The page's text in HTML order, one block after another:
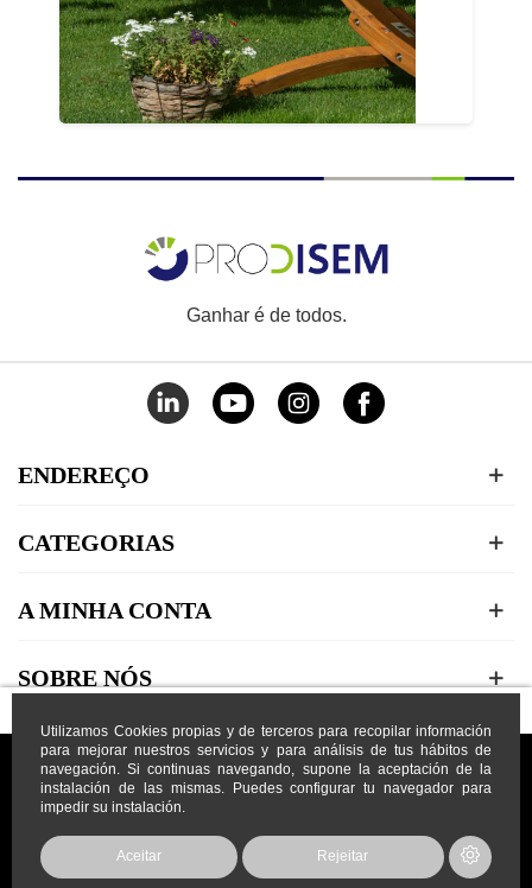
Utilizamos Cookies propias y de terceros para recopilar información
para mejorar nuestros servicios y para análisis de tus hábitos de
navegación. Si continuas navegando, supone la aceptación de la
instalación de las mismas. Puedes configurar tu navegador para
impedir su instalación.
Aceitar Rejeitar
Ganhar é de todos.
ENDEREÇO
CATEGORIAS
A MINHA CONTA
SOBRE NÓS